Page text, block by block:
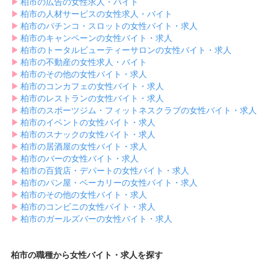
▶︎ 柏市の人材サービスの女性求人・バイト
▶︎ 柏市のパチンコ・スロットの女性バイト・求人
▶︎ 柏市のキャンペーンの女性バイト・求人
▶︎ 柏市のトータルビューティーサロンの女性バイト・求人
▶︎ 柏市の不動産の女性求人・バイト
▶︎ 柏市のその他の女性バイト・求人
▶︎ 柏市のコンカフェの女性バイト・求人
▶︎ 柏市のレストランの女性バイト・求人
▶︎ 柏市のスポーツジム・フィットネスクラブの女性バイト・求人
▶︎ 柏市のイベントの女性バイト・求人
▶︎ 柏市のスナックの女性バイト・求人
▶︎ 柏市の居酒屋の女性バイト・求人
▶︎ 柏市のバーの女性バイト・求人
▶︎ 柏市の百貨店・デパートの女性バイト・求人
▶︎ 柏市のパン屋・ベーカリーの女性バイト・求人
▶︎ 柏市のその他の女性バイト・求人
▶︎ 柏市のコンビニの女性バイト・求人
▶︎ 柏市のガールズバーの女性バイト・求人
柏市の職種から女性バイト・求人を探す